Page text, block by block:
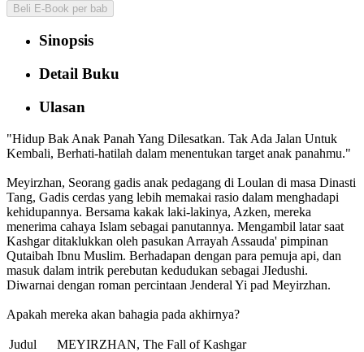
Beli E-Book per bab
Sinopsis
Detail Buku
Ulasan
"Hidup Bak Anak Panah Yang Dilesatkan. Tak Ada Jalan Untuk
Kembali, Berhati-hatilah dalam menentukan target anak panahmu."
Meyirzhan, Seorang gadis anak pedagang di Loulan di masa Dinasti
Tang, Gadis cerdas yang lebih memakai rasio dalam menghadapi
kehidupannya. Bersama kakak laki-lakinya, Azken, mereka
menerima cahaya Islam sebagai panutannya. Mengambil latar saat
Kashgar ditaklukkan oleh pasukan Arrayah Assauda' pimpinan
Qutaibah Ibnu Muslim. Berhadapan dengan para pemuja api, dan
masuk dalam intrik perebutan kedudukan sebagai JIedushi.
Diwarnai dengan roman percintaan Jenderal Yi pad Meyirzhan.
Apakah mereka akan bahagia pada akhirnya?
Judul
MEYIRZHAN, The Fall of Kashgar